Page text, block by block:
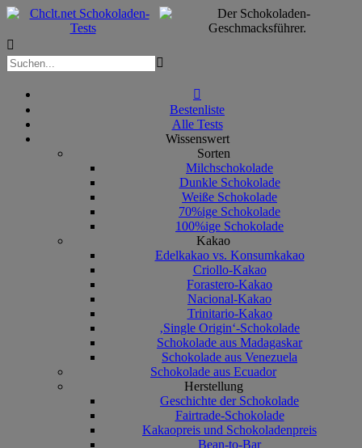



Bestenliste
Alle Tests
Wissenswert
Sorten
Milchschokolade
Dunkle Schokolade
Weiße Schokolade
70%ige Schokolade
100%ige Schokolade
Kakao
Edelkakao vs. Konsumkakao
Criollo-Kakao
Forastero-Kakao
Nacional-Kakao
Trinitario-Kakao
‚Single Origin‘-Schokolade
Schokolade aus Madagaskar
Schokolade aus Venezuela
Schokolade aus Ecuador
Herstellung
Geschichte der Schokolade
Fairtrade-Schokolade
Kakaopreis und Schokoladenpreis
Bean-to-Bar